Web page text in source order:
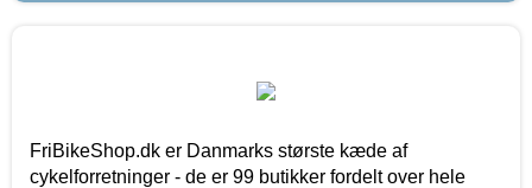
FriBikeShop.dk er Danmarks største kæde af
cykelforretninger - de er 99 butikker fordelt over hele